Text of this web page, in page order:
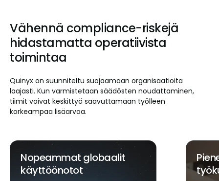
Vähennä compliance-riskejä
hidastamatta operatiivista
toimintaa
Quinyx on suunniteltu suojaamaan organisaatioita
laajasti. Kun varmistetaan säädösten noudattaminen,
tiimit voivat keskittyä saavuttamaan työlleen
korkeampaa lisäarvoa.
Pienempi hallinnollinen
työkuorma